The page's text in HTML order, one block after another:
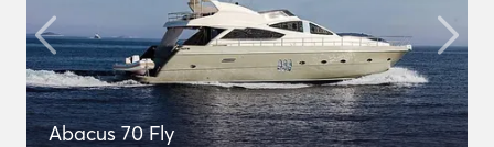
Abacus 70 Fly